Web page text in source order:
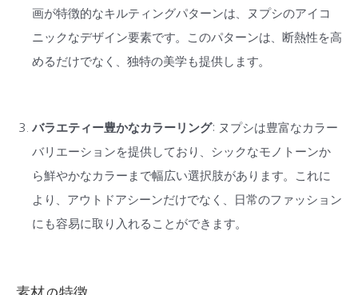
画が特徴的なキルティングパターンは、ヌプシのアイコ
ニックなデザイン要素です。このパターンは、断熱性を高
めるだけでなく、独特の美学も提供します。
バラエティー豊かなカラーリング: ヌプシは豊富なカラー
バリエーションを提供しており、シックなモノトーンか
ら鮮やかなカラーまで幅広い選択肢があります。これに
より、アウトドアシーンだけでなく、日常のファッション
にも容易に取り入れることができます。